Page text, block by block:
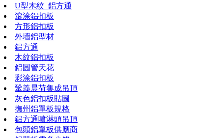
U型木紋_鋁方通
滾涂鋁扣板
方形鋁扣板
外墻鋁型材
鋁方通
木紋鋁扣板
鋁圓管天花
彩涂鋁扣板
鞏義晨荷集成吊頂
灰色鋁扣板貼圖
撫州鋁單板規格
鋁方通噴淋頭吊頂
包頭鋁單板供應商